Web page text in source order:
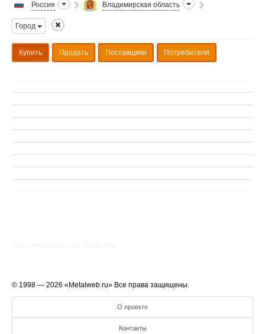
Россия Владимирская область
Город
Купить Продать Поставщики Потребители
© 1998 — 2026 «Metalweb.ru» Все права защищены.
О проекте
Контакты